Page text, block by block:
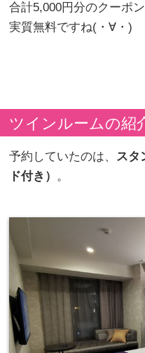
合計5,000円分のクーポ
実質無料ですね(・∀・)
ツインルームの紹
予約していたのは、 スタ
ド付き） 。